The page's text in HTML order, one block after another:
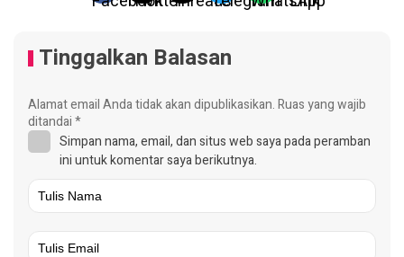
Tinggalkan Balasan
Alamat email Anda tidak akan dipublikasikan.Ruas yang wajib
ditandai*
Simpan nama, email, dan situs web saya pada peramban
ini untuk komentar saya berikutnya.